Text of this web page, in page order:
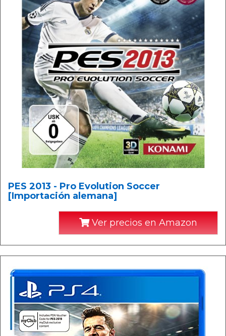
PES 2013 - Pro Evolution Soccer
[Importación alemana]
Ver precios en Amazon